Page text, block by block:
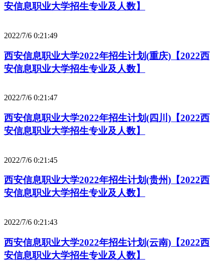
安信息职业大学招生专业及人数】
2022/7/6 0:21:49
西安信息职业大学2022年招生计划(重庆)【2022西
安信息职业大学招生专业及人数】
2022/7/6 0:21:47
西安信息职业大学2022年招生计划(四川)【2022西
安信息职业大学招生专业及人数】
2022/7/6 0:21:45
西安信息职业大学2022年招生计划(贵州)【2022西
安信息职业大学招生专业及人数】
2022/7/6 0:21:43
西安信息职业大学2022年招生计划(云南)【2022西
安信息职业大学招生专业及人数】